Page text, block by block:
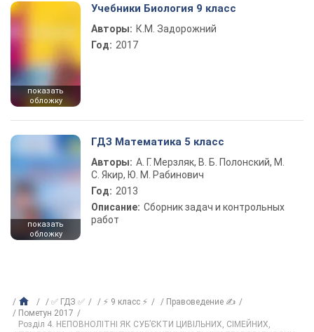
показать
обложку
Учебники Биология 9 класс
Авторы: К.М. Задорожний
Год: 2017
показать
обложку
ГДЗ Математика 5 класс
Авторы: А. Г. Мерзляк, В. Б. Полонский, М.
С. Якир, Ю. М. Рабинович
Год: 2013
Описание: Сборник задач и контрольных
работ
✅ ГДЗ ✅ ⚡ 9 класс ⚡
Правоведение ✍
Пометун 2017
Розділ 4. НЕПОВНОЛІТНІ ЯК СУБ’ЄКТИ ЦИВІЛЬНИХ, СІМЕЙНИХ,